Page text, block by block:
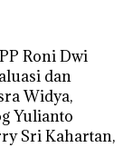
Roni Dwi
dan
Widya,
Yulianto
Sri Kahartan,